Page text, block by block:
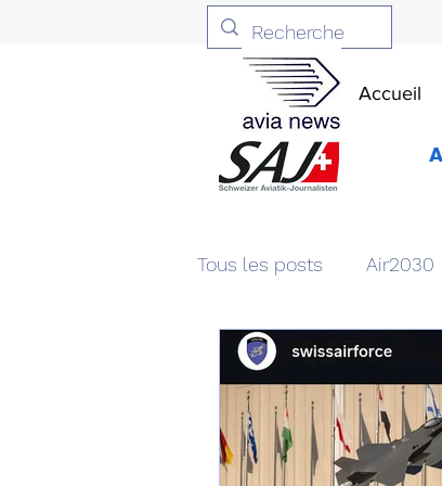
Accueil
Tous les posts Air2030
Aviation & Défense
Patrimoine